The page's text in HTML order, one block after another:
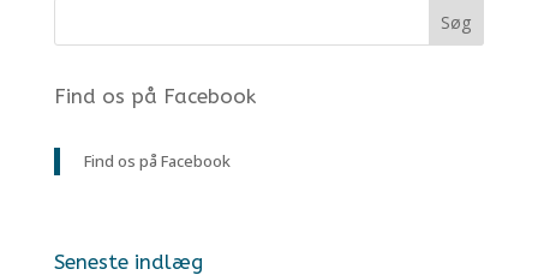
Find os på Facebook
Find os på Facebook
Seneste indlæg